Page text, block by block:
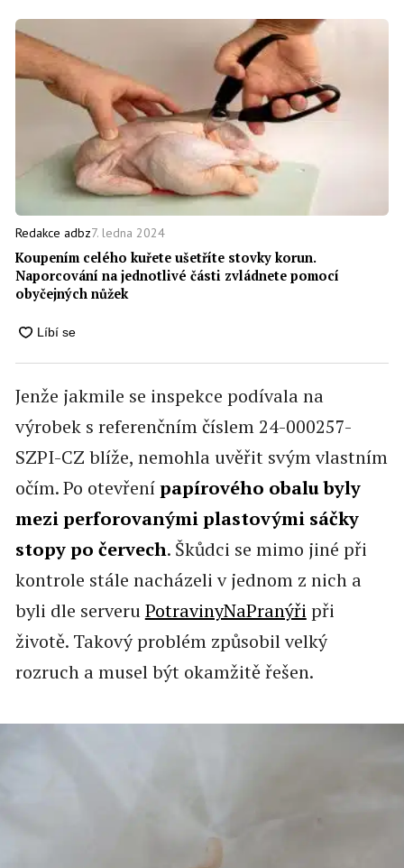
Redakce adbz7. ledna 2024
Koupením celého kuřete ušetříte stovky korun.
Naporcování na jednotlivé části zvládnete pomocí
obyčejných nůžek
Jenže jakmile se inspekce podívala na
výrobek s referenčním číslem 24-000257-
SZPI-CZ blíže, nemohla uvěřit svým vlastním
očím. Po otevřenípapírového obalu byly
mezi perforovanými plastovými sáčky
stopy po červech. Škůdci se mimo jiné při
kontrole stále nacházeli v jednom z nich a
byli dle serveruPotravinyNaPranýři při
životě. Takový problém způsobil velký
rozruch a musel být okamžitě řešen.